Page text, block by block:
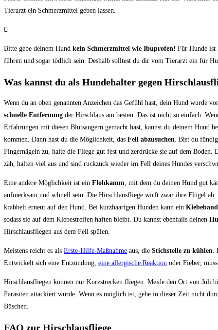
Tierarzt ein Schmerzmittel geben lassen.
Bitte gebe deinem Hund kein Schmerzmittel wie Ibuprofen! Für Hunde ist
führen und sogar tödlich sein. Deshalb solltest du dir vom Tierarzt ein für
Was kannst du als Hundehalter gegen
Wenn du an oben genannten Anzeichen das Gefühl hast, dein Hund wurde
schnelle Entfernung der Hirschlaus am besten. Das ist nicht so einfach.
Erfahrungen mit diesen Blutsaugern gemacht hast, kannst du deinem Hund
kommen. Dann hast du die Möglichkeit, das Fell abzusuchen. Bist du
Fingernägeln zu, halte die Fliege gut fest und zerdrücke sie auf dem Boden.
zäh, halten viel aus und sind ruckzuck wieder im Fell deines Hundes
Eine andere Möglichkeit ist ein Flohkamm, mit dem du deinen Hund gut
aufmerksam und schnell sein. Die Hirschlausfliege wirft zwar ihre Flügel
krabbelt erneut auf den Hund. Bei kurzhaarigen Hunden kann ein
sodass sie auf dem Klebestreifen haften bleibt. Du kannst ebenfalls deinen
Hirschlausfliegen aus dem Fell spülen.
Meistens reicht es als Erste-Hilfe-Maßnahme aus, die Stichstelle zu kühlen.
Entwickelt sich eine Entzündung, eine allergische Reaktion oder Fieber,
Hirschlausfliegen können nur Kurzstrecken fliegen. Meide den Ort von Juli
Parasiten attackiert wurde. Wenn es möglich ist, gehe in dieser Zeit nicht
Büschen.
FAQ zur Hirschlausfliege